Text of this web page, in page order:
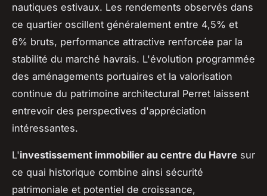
nautiques estivaux. Les rendements observés dans
ce quartier oscillent généralement entre 4,5% et
6% bruts, performance attractive renforcée par la
stabilité du marché havrais. L'évolution programmée
des aménagements portuaires et la valorisation
continue du patrimoine architectural Perret laissent
entrevoir des perspectives d'appréciation
intéressantes.
L'investissement immobilier au centre du Havre sur
ce quai historique combine ainsi sécurité
patrimoniale et potentiel de croissance,